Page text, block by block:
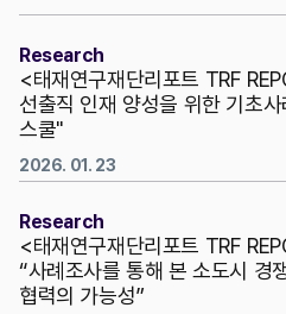
Research
<태재연구재단리포트 TRF
선출직 인재 양성을 위한 기초
스쿨"
2026. 01. 23
Research
<태재연구재단리포트 TRF
“사례조사를 통해 본 소도시 경
협력의 가능성”